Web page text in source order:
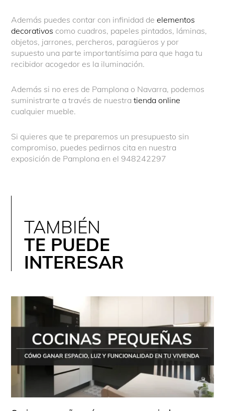
Además puedes contar con infinidad deelementos
decorativos como cuadros, papeles pintados, láminas,
objetos, jarrones, percheros, paragüeros y por
supuesto una parte importantísima para que haga tu
recibidor acogedor es la iluminación.
Además si no eres de Pamplona o Navarra, podemos
suministrarte a través de nuestratienda online
cualquier mueble.
Si quieres que te preparemos un presupuesto sin
compromiso, puedes pedirnos cita en nuestra
exposición de Pamplona en el 948242297
TAMBIÉN
TE PUEDE
INTERESAR